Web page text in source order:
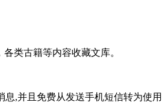
类古籍等内容收藏文库。
息,并且免费从发送手机短信转为使用